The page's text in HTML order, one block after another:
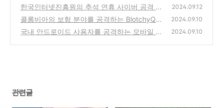
한국인터넷진흥원의 추석 연휴 사이버 공격 대
비 주의사항 안내
(0)
2024.09.12
콜롬비아의 보험 분야를 공격하는 BlotchyQu
asar 발견
(1)
2024.09.10
국내 안드로이드 사용자를 공격하는 모바일 악
2024.09.10
관련글